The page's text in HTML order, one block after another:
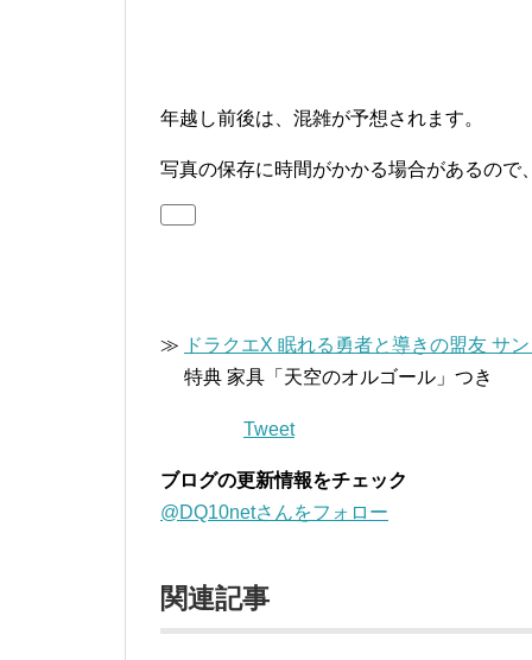
年越し前後は、混雑が予想されます。
写真の保存に時間がかかる場合があるの
≫ ドラクエX 眠れる勇者と導きの盟友 サ
特典 家具「天空のオルゴール」つき
Tweet
ブログの更新情報をチェック
@DQ10netさんをフォロー
関連記事